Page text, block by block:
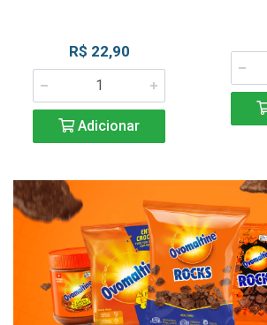
R$ 22,90
Adicionar